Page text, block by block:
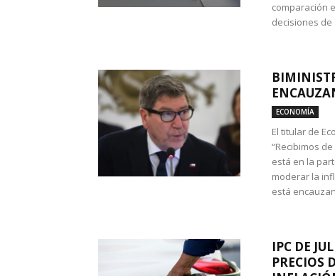
comparación
decisiones
ECONOMÍA
El titular de
“Recibimos
está en la
moderar la
está
IPC DE
PRECIOS